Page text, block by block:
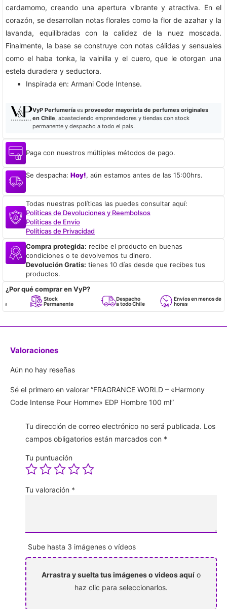
cardamomo, creando una apertura vibrante y atractiva. En el
corazón, se desarrollan notas florales como la flor de azahar y la
lavanda, equilibradas con la calidez de la nuez moscada.
Finalmente, la base se construye con notas cálidas y sensuales
como el haba tonka, la vainilla y el cuero, que le otorgan una
estela duradera y seductora.
​Inspirada en: Armani Code Intense.
VyP Perfumeríaes proveedor mayorista de perfumes originales
en Chile, abasteciendo emprendedores y tiendas con stock
permanente y despacho a todo el país.
Paga con nuestros múltiples métodos de pago.
Se despacha: Hoy!, aún estamos antes de las 15:00hrs.
Todas nuestras políticas las puedes consultar aquí:
Políticas de Devoluciones y Reembolsos
Políticas de Envío
Políticas de Privacidad
Compra protegida: recibe el producto en buenas
condiciones o te devolvemos tu dinero.
Devolución Gratis: tienes 10 días desde que recibes tus
productos.
¿Por qué comprar en VyP?
Stock
Permanente
Despacho
a todo Chile
Envíos en menos de 24
horas
Valoraciones
Aún no hay reseñas
Sé el primero en valorar “FRAGRANCE WORLD – «Harmony
Code Intense Pour Homme» EDP Hombre 100 ml”
Tu dirección de correo electrónico no será publicada. Los
campos obligatorios están marcados con *
Tu puntuación
Tu valoración *
Sube hasta 3 imágenes o vídeos
Arrastra y suelta tus imágenes o videos aquí o
haz clic para seleccionarlos.